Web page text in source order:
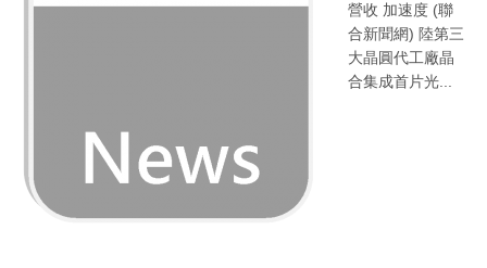
營收 加速度 (聯
合新聞網) 陸第三
大晶圓代工廠晶
合集成首片光...